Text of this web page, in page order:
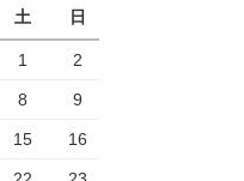
土 日
1 2
8 9
15 16